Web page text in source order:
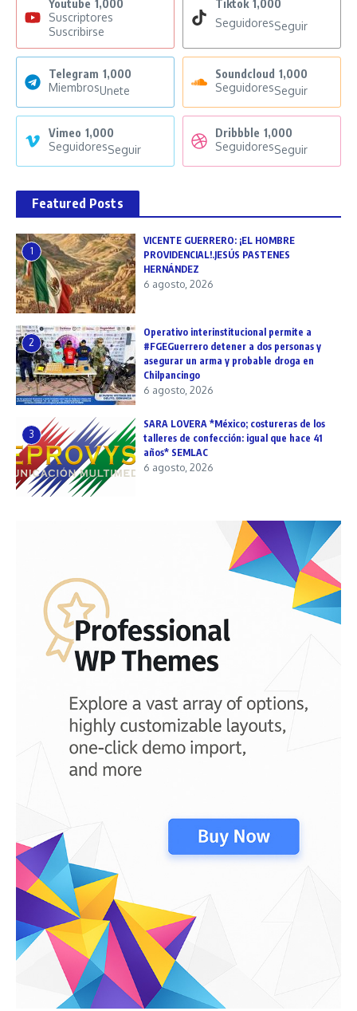
Youtube 1,000
Suscriptores
Suscribirse
Tiktok 1,000
SeguidoresSeguir
Telegram 1,000
MiembrosUnete
Soundcloud 1,000
SeguidoresSeguir
Vimeo 1,000
SeguidoresSeguir
Dribbble 1,000
SeguidoresSeguir
Featured Posts
1
VICENTE GUERRERO: ¡EL HOMBRE
PROVIDENCIAL!.JESÚS PASTENES
HERNÁNDEZ
6 agosto, 2026
2
Operativo interinstitucional permite a
#FGEGuerrero detener a dos personas y
asegurar un arma y probable droga en
Chilpancingo
6 agosto, 2026
3
SARA LOVERA *México; costureras de los
talleres de confección: igual que hace 41
años* SEMLAC
6 agosto, 2026